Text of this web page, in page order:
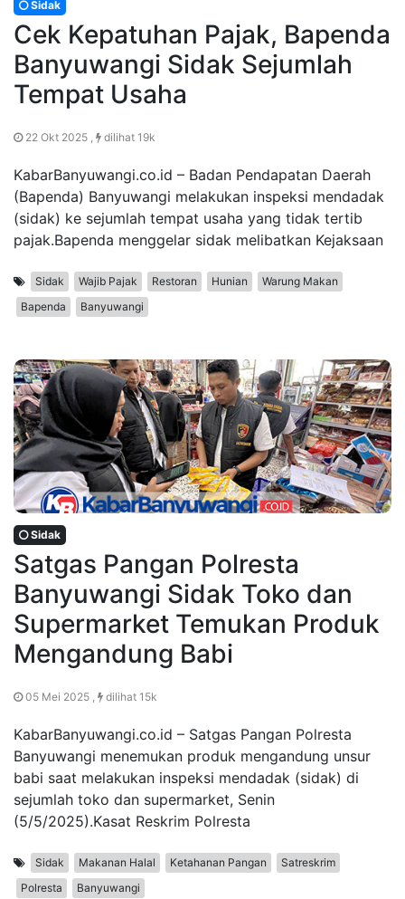
Sidak
Cek Kepatuhan Pajak, Bapenda
Banyuwangi Sidak Sejumlah
Tempat Usaha
22 Okt 2025 , dilihat 19k
KabarBanyuwangi.co.id – Badan Pendapatan Daerah
(Bapenda) Banyuwangi melakukan inspeksi mendadak
(sidak) ke sejumlah tempat usaha yang tidak tertib
pajak.Bapenda menggelar sidak melibatkan Kejaksaan
Sidak Wajib Pajak Restoran Hunian
Warung Makan
Bapenda
Banyuwangi
Sidak
Satgas Pangan Polresta
Banyuwangi Sidak Toko dan
Supermarket Temukan Produk
Mengandung Babi
05 Mei 2025 , dilihat 15k
KabarBanyuwangi.co.id – Satgas Pangan Polresta
Banyuwangi menemukan produk mengandung unsur
babi saat melakukan inspeksi mendadak (sidak) di
sejumlah toko dan supermarket, Senin
(5/5/2025).Kasat Reskrim Polresta
Sidak Makanan Halal Ketahanan Pangan
Satreskrim
Polresta
Banyuwangi